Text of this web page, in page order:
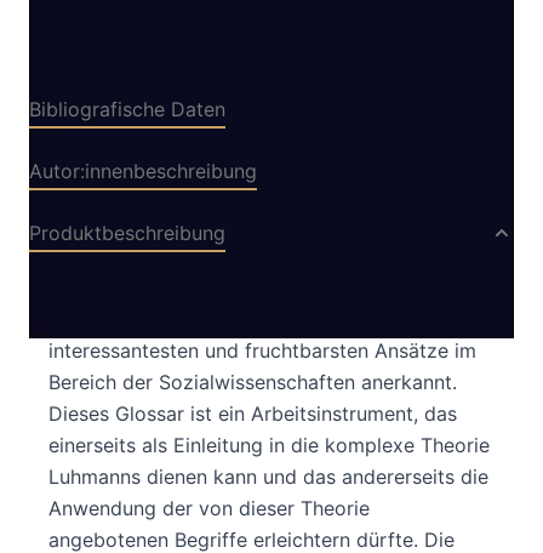
Bibliografische Daten
Autor:innenbeschreibung
Produktbeschreibung
interessantesten und fruchtbarsten Ansätze im
Bereich der Sozialwissenschaften anerkannt.
Dieses Glossar ist ein Arbeitsinstrument, das
einerseits als Einleitung in die komplexe Theorie
Luhmanns dienen kann und das andererseits die
Anwendung der von dieser Theorie
angebotenen Begriffe erleichtern dürfte. Die